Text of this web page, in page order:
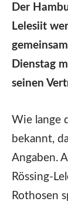
Der
Lelesiit
Dienstag
seinen
Wie lange
bekannt,
Angaben.
Rössing-
Rothosen